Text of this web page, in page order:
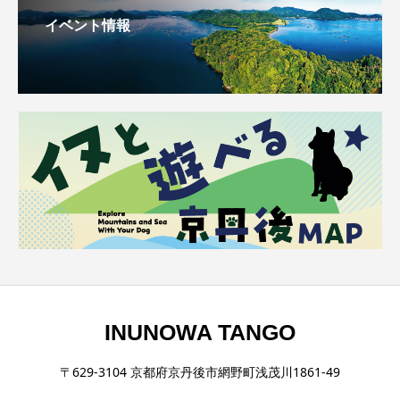
イベント情報
INUNOWA TANGO
〒629-3104 京都府京丹後市網野町浅茂川1861-49